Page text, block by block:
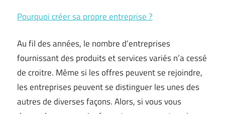
Pourquoi créer sa propre entreprise ?
Au fil des années, le nombre d’entreprises
fournissant des produits et services variés n’a cessé
de croitre. Même si les offres peuvent se rejoindre,
les entreprises peuvent se distinguer les unes des
autres de diverses façons. Alors, si vous vous